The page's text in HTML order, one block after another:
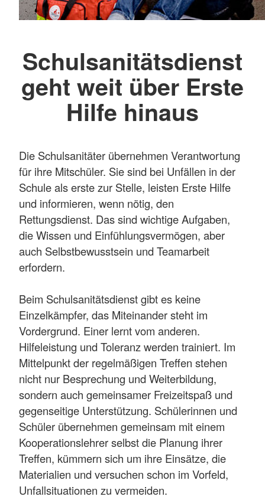
Schulsanitätsdienst
geht weit über Erste
Hilfe hinaus
Die Schulsanitäter übernehmen Verantwortung
für ihre Mitschüler. Sie sind bei Unfällen in der
Schule als erste zur Stelle, leisten Erste Hilfe
und informieren, wenn nötig, den
Rettungsdienst. Das sind wichtige Aufgaben,
die Wissen und Einfühlungsvermögen, aber
auch Selbstbewusstsein und Teamarbeit
erfordern.
Beim Schulsanitätsdienst gibt es keine
Einzelkämpfer, das Miteinander steht im
Vordergrund. Einer lernt vom anderen.
Hilfeleistung und Toleranz werden trainiert. Im
Mittelpunkt der regelmäßigen Treffen stehen
nicht nur Besprechung und Weiterbildung,
sondern auch gemeinsamer Freizeitspaß und
gegenseitige Unterstützung. Schülerinnen und
Schüler übernehmen gemeinsam mit einem
Kooperationslehrer selbst die Planung ihrer
Treffen, kümmern sich um ihre Einsätze, die
Materialien und versuchen schon im Vorfeld,
Unfallsituationen zu vermeiden.